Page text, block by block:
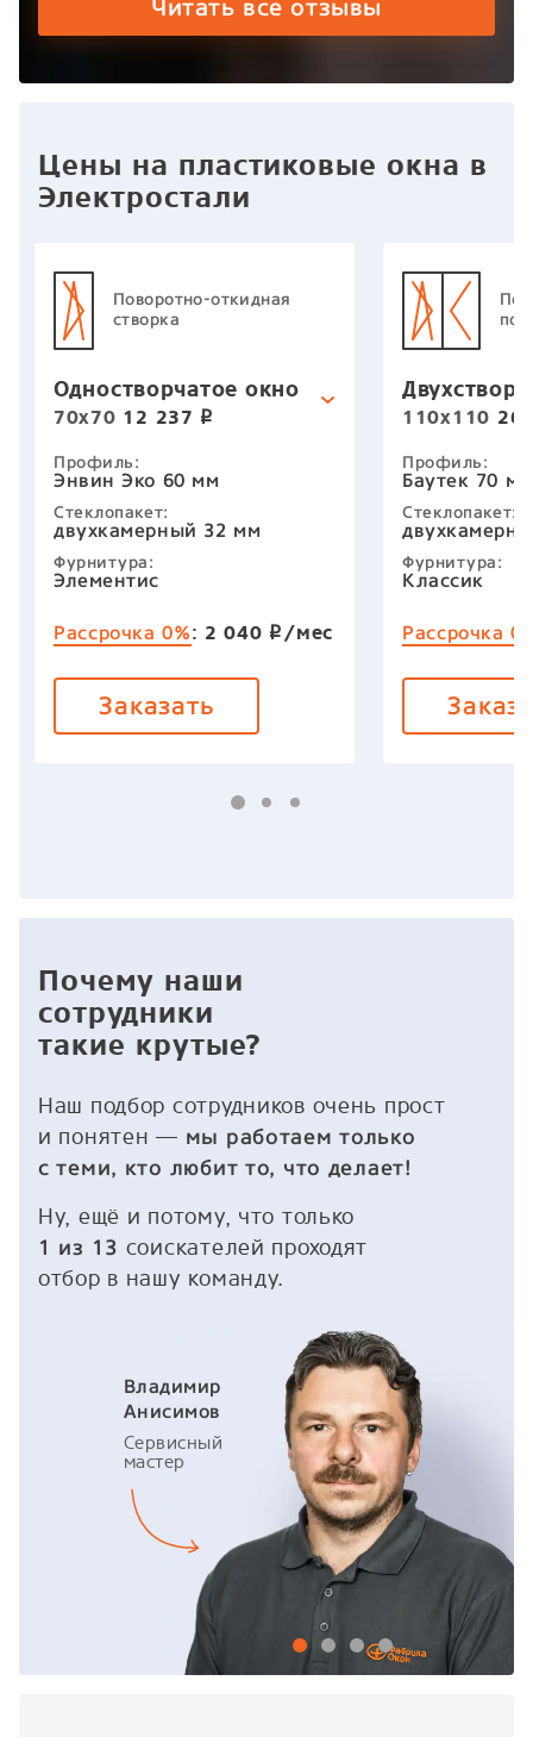
данной компании Илья-
установщик. Упиваться в
Читать все отзывы
Цены на пластиковые окна в
Электростали
Поворотно-откидная
створка
Одностворчатое окно
70х70 12 237 p
Профиль:
Энвин Эко 60 мм
Стеклопакет:
двухкамерный 32 мм
Фурнитура:
Элементис
Рассрочка 0%: 2 040 p/мес
Заказать
110х110 26
Профиль:
Баутек 70 мм
Стеклопакет:
Фурнитура:
Классик
Рассрочка
Почему наши
сотрудники
такие крутые?
Наш подбор сотрудников очень прост
и понятен — мы работаем только
с теми, кто любит то, что делает!
Ну, ещё и потому, что только
1 из 13 соискателей проходят
отбор в нашу команду.
Владимир
Анисимов
Сервисный
мастер